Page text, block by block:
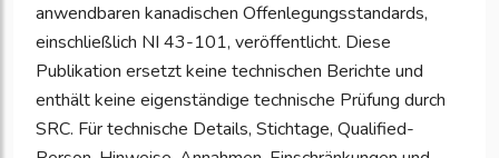
anwendbaren kanadischen Offenlegungsstandards,
einschließlich NI 43-101, veröffentlicht. Diese
Publikation ersetzt keine technischen Berichte und
enthält keine eigenständige technische Prüfung durch
SRC. Für technische Details, Stichtage, Qualified-